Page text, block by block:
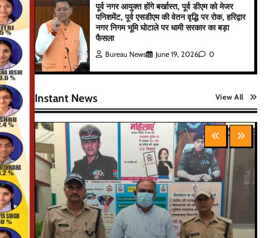
पूर्व नगर आयुक्त होंगे बर्खास्त, पूर्व डीएम को मेजर
पनिशमेंट, पूर्व एसडीएम की वेतन वृद्धि पर रोक, हरिद्वार
नगर निगम भूमि घोटाले पर धामी सरकार का बड़ा
फैसला
Bureau News June 19, 2026 0
Instant News View All